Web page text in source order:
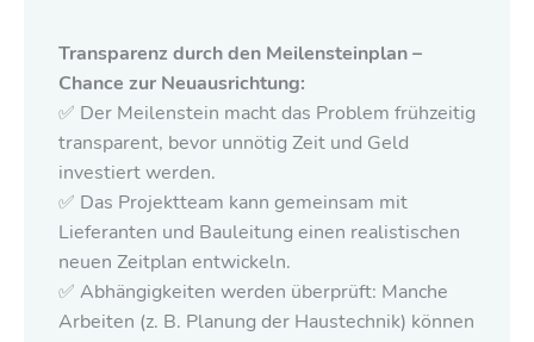
Transparenz durch den Meilensteinplan –
Chance zur Neuausrichtung:
✅ Der Meilenstein macht das Problem frühzeitig
transparent, bevor unnötig Zeit und Geld
investiert werden.
✅ Das Projektteam kann gemeinsam mit
Lieferanten und Bauleitung einen realistischen
neuen Zeitplan entwickeln.
✅ Abhängigkeiten werden überprüft: Manche
Arbeiten (z. B. Planung der Haustechnik) können